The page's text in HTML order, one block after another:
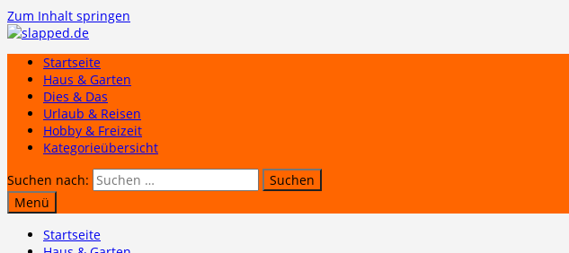
Zum Inhalt springen
Startseite
Haus & Garten
Dies & Das
Urlaub & Reisen
Hobby & Freizeit
Kategorieübersicht
Suchen nach:
Menü
Startseite